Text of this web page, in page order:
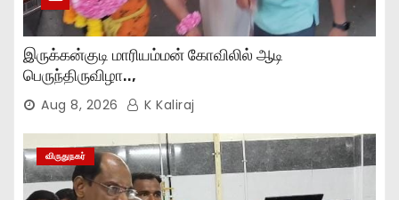
இருக்கன்குடி மாரியம்மன் கோவிலில் ஆடி
பெருந்திருவிழா..,
Aug 8, 2026 K Kaliraj
விருதுநகர்